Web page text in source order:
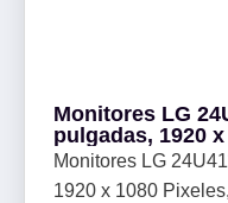
Monitores LG
pulgadas, 1920
Negro
Monitores LG
1920 x 1080